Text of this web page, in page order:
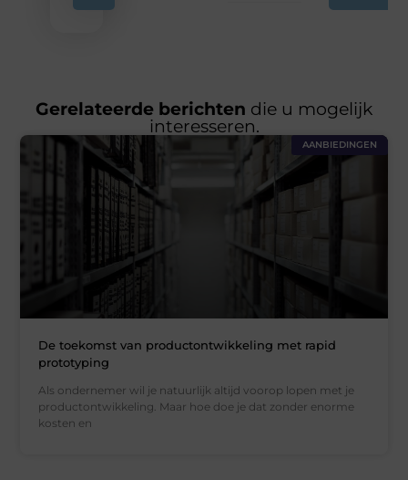
Gerelateerde berichten die u mogelijk
interesseren.
AANBIEDINGEN
De toekomst van productontwikkeling met rapid
prototyping
Als ondernemer wil je natuurlijk altijd voorop lopen met je
productontwikkeling. Maar hoe doe je dat zonder enorme
kosten en